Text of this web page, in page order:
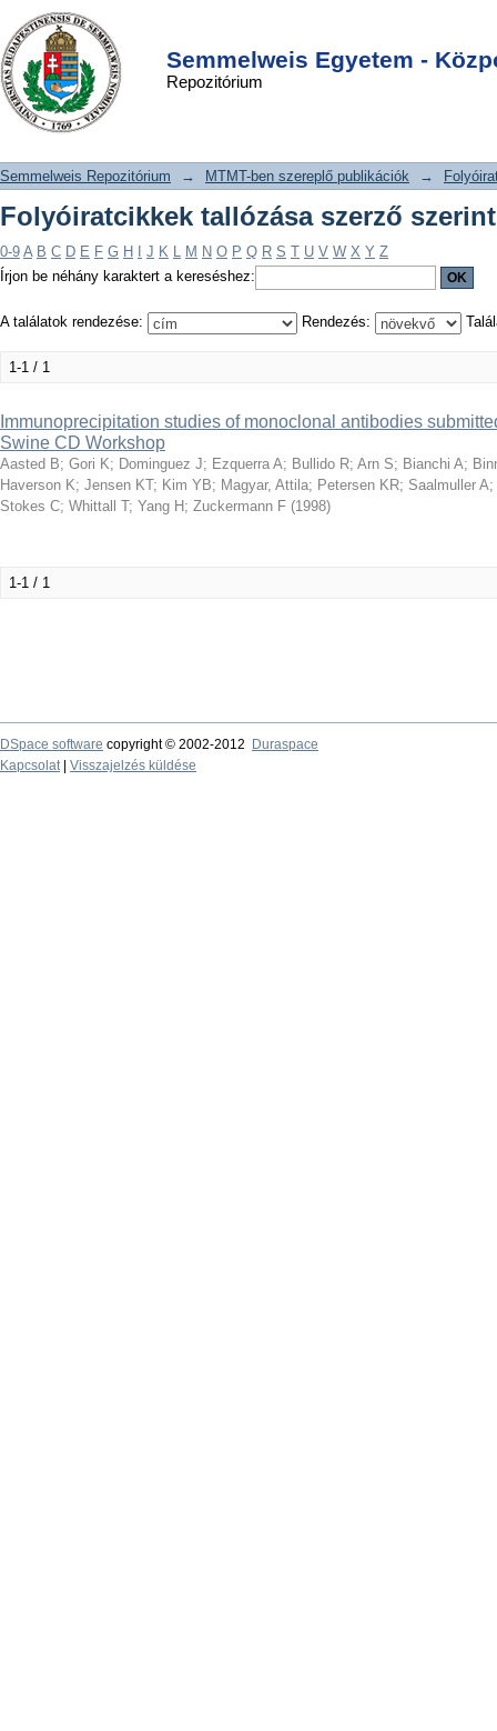
Semmelweis Egyetem -
Repozitórium
Folyóiratcikkek tallózása szerző
szerint "Saalmuller A"
DSpace/Manakin Repository
Semmelweis Repozitórium → MTMT-ben szereplő publikációk →
Folyóiratcikkek tallózása szerző
0-9 A B C D E F G H J K L M N O P Q R S T U V W X Y Z
Írjon be néhány karaktert a kereséshez:
A találatok rendezése: Rendezés:
1-1 / 1
Immunoprecipitation studies of monoclonal antibodies
Swine CD Workshop
Aasted B; Gori K; Dominguez J; Ezquerra A; Bullido R; Arn S; Bianchi A;
Haverson K; Jensen KT; Kim YB; Magyar, Attila; Petersen KR; Saalmuller A;
Stokes C; Whittall T; Yang H ; Zuckermann F (1998)
1-1 / 1
DSpace software copyright © 2002-2012
Duraspace
Kapcsolat| Visszajelzés küldése